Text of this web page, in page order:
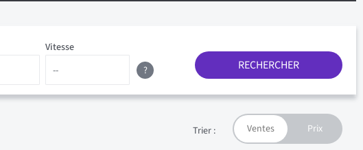
Vitesse
?
RECHERCHER
Trier :